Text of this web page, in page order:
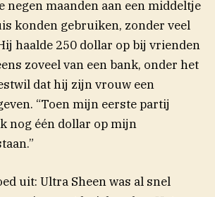
negen maanden aan een middeltje
konden gebruiken, zonder veel
haalde 250 dollar op bij vrienden
zoveel van een bank, onder het
dat hij zijn vrouw een
“Toen mijn eerste partij
nog één dollar op mijn
uit: Ultra Sheen was al snel